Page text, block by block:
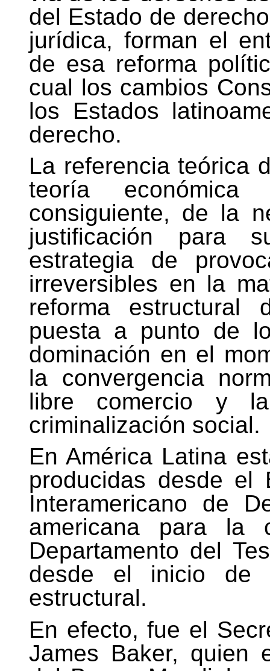
del Estado de
jurídica, forman el
de esa reforma
cual los cambios
los Estados
derecho.
La referencia teórica
teoría económica
consiguiente, de la
justificación para
estrategia de
irreversibles en la
reforma
puesta a punto de
dominación en el
la convergencia
libre comercio y
criminalización social.
En América Latina
producidas desde el
Interamericano de
americana para la
Departamento del
desde el inicio de
estructural.
En efecto, fue el
James Baker, quien